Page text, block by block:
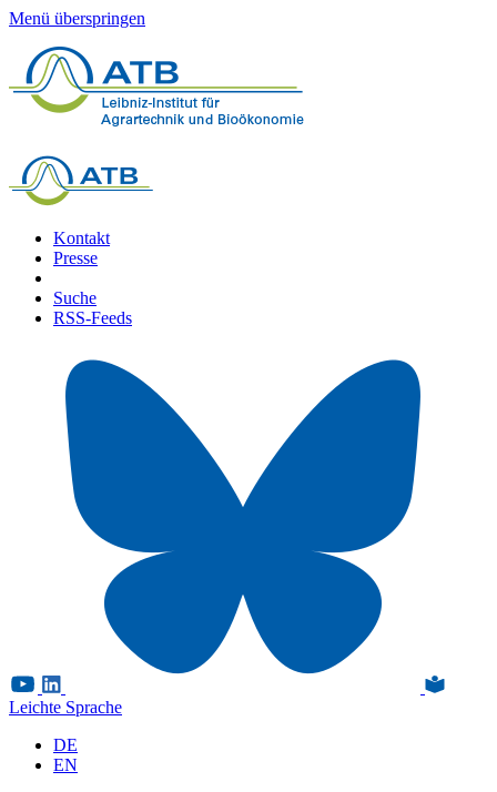
Menü überspringen
Kontakt
Presse
Suche
RSS-Feeds
Leichte Sprache
DE
EN